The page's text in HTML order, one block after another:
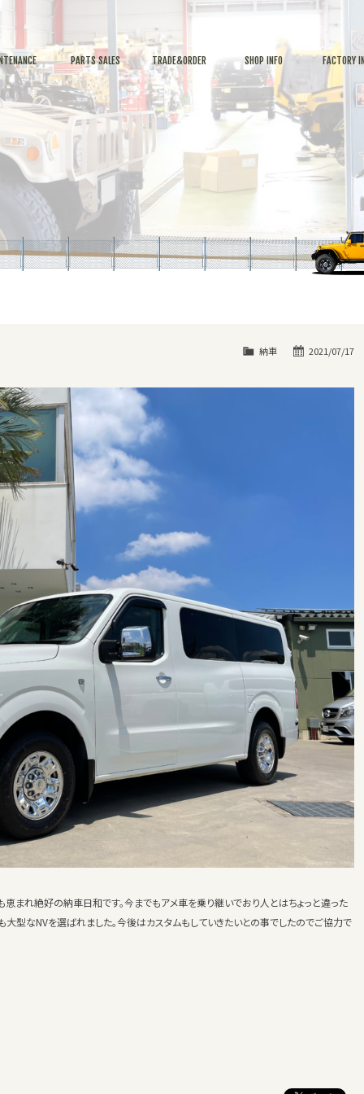
PARTS SALES TRADE&ORDER SHOP INFO FACTORY
2021/07/17
納車
まれ絶好の納車日和です。今までもアメ車を乗り継いでおり人とはちょっと違った
型なNVを選ばれました。今後はカスタムもしていきたいとの事でしたのでご協力で